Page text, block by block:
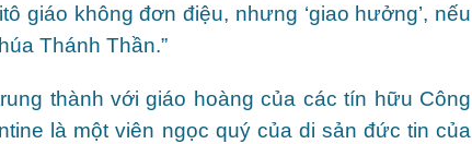
giáo không đơn điệu, nhưng ‘giao hưởng’, nếu
Thánh Thần.”
thành với giáo hoàng của các tín hữu Công
là một viên ngọc quý của di sản đức tin của